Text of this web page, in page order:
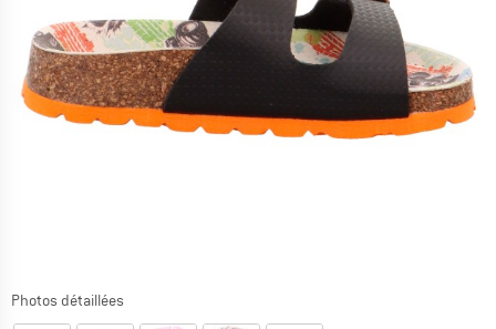
Photos détaillées